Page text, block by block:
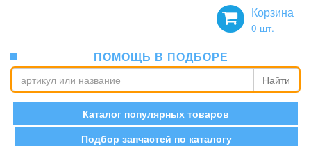
Корзина
0 шт.
ПОМОЩЬ В ПОДБОРЕ
Найти
Каталог популярных товаров
Подбор запчастей по каталогу